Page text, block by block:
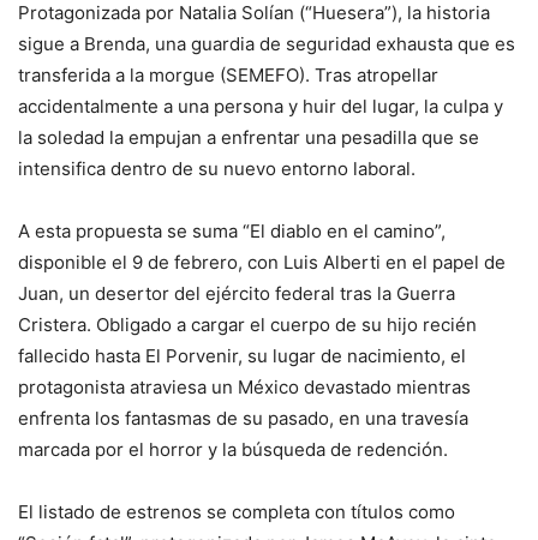
Protagonizada por Natalia Solían (“Huesera”), la historia
sigue a Brenda, una guardia de seguridad exhausta que es
transferida a la morgue (SEMEFO). Tras atropellar
accidentalmente a una persona y huir del lugar, la culpa y
la soledad la empujan a enfrentar una pesadilla que se
intensifica dentro de su nuevo entorno laboral.
A esta propuesta se suma “El diablo en el camino”,
disponible el 9 de febrero, con Luis Alberti en el papel de
Juan, un desertor del ejército federal tras la Guerra
Cristera. Obligado a cargar el cuerpo de su hijo recién
fallecido hasta El Porvenir, su lugar de nacimiento, el
protagonista atraviesa un México devastado mientras
enfrenta los fantasmas de su pasado, en una travesía
marcada por el horror y la búsqueda de redención.
El listado de estrenos se completa con títulos como